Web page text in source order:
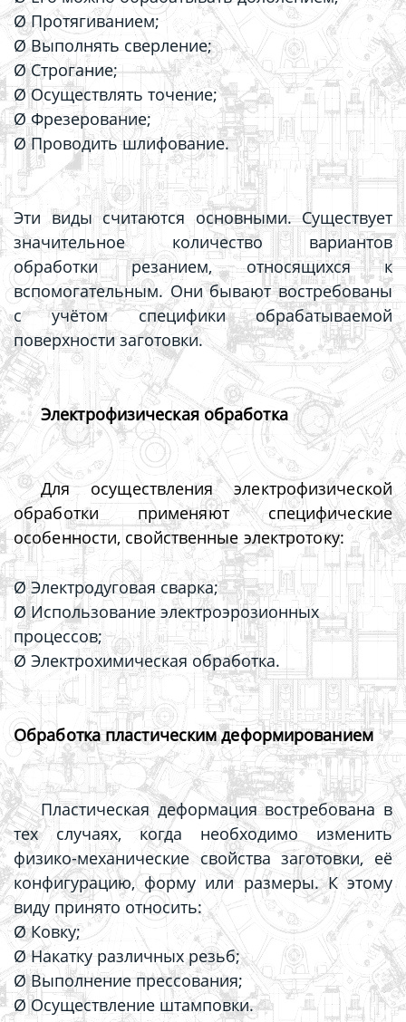
Ø Протягиванием;
Ø Выполнять сверление;
Ø Строгание;
Ø Осуществлять точение;
Ø Фрезерование;
Ø Проводить шлифование.
Эти виды считаются основными. Существует
значительное количество вариантов
обработки резанием, относящихся к
вспомогательным. Они бывают востребованы
с учётом специфики обрабатываемой
поверхности заготовки.
Электрофизическая обработка
Для осуществления электрофизической
обработки применяют специфические
особенности, свойственные электротоку:
Ø Электродуговая сварка;
Ø Использование электроэрозионных
процессов;
Ø Электрохимическая обработка.
Обработка пластическим деформированием
Пластическая деформация востребована в
тех случаях, когда необходимо изменить
физико-механические свойства заготовки, её
конфигурацию, форму или размеры. К этому
виду принято относить:
Ø Ковку;
Ø Накатку различных резьб;
Ø Выполнение прессования;
Ø Осуществление штамповки.